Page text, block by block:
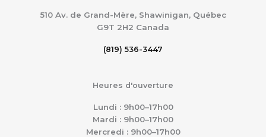
510 Av. de Grand-Mère, Shawinigan, Québec
G9T 2H2 Canada
(819) 536-3447
Heures d'ouverture
Lundi : 9h00–17h00
Mardi : 9h00–17h00
Mercredi : 9h00–17h00